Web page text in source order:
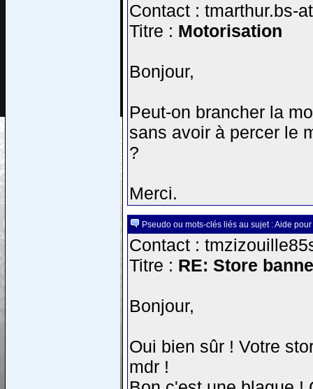
Contact : tmarthur.bs-
Titre : Motorisation
Bonjour,
Peut-on brancher la
sans avoir à percer le
?
Merci.
Pseudo ou mots-clés liés au sujet : Aide
Contact :
Titre : RE: Store
Bonjour,
Oui bien sûr ! Votre
mdr !